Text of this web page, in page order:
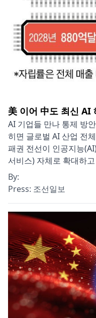
美 이어 中도 최신 AI
AI 기업들 만나 통제 방
히면 글로벌 AI 산업 전
패권 전선이 인공지능
서비스) 자체로 확대하고
By:
Press: 조선일보